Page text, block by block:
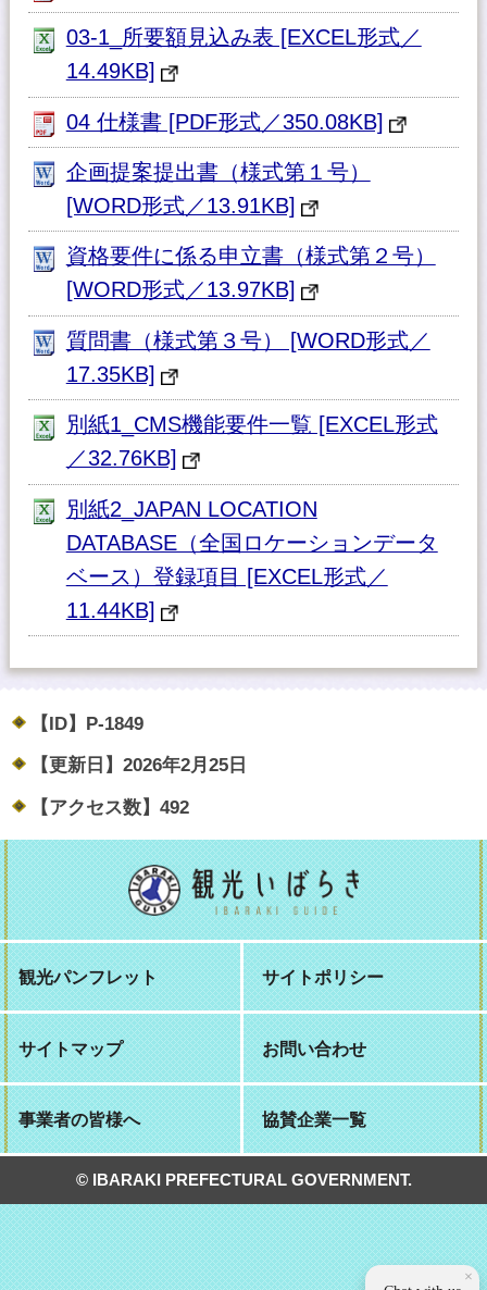
03-1_所要額見込み表 [EXCEL形式／
14.49KB]
04 仕様書 [PDF形式／350.08KB]
企画提案提出書（様式第１号）
[WORD形式／13.91KB]
資格要件に係る申立書（様式第２号）
[WORD形式／13.97KB]
質問書（様式第３号） [WORD形式／
17.35KB]
別紙1_CMS機能要件一覧 [EXCEL形式
／32.76KB]
別紙2_JAPAN LOCATION
DATABASE（全国ロケーションデータ
ベース）登録項目 [EXCEL形式／
11.44KB]
【ID】 P-1849
【更新日】 2026年2月25日
【アクセス数】 492
観光パンフレット サイトポリシー
サイトマップ お問い合わせ
事業者の皆様へ 協賛企業一覧
© IBARAKI PREFECTURAL GOVERNMENT.
×